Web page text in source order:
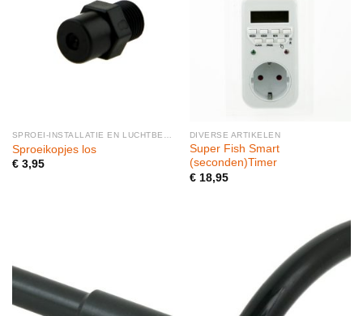
Sproeikopjes los
€3,95
DIVERSE ARTIKELEN
Super Fish Smart
(seconden)Timer
€18,95